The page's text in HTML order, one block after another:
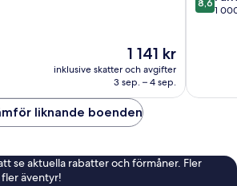
Priset
är
1 141 kr
1 141 kr
inklusive skatter och avgifter
3 sep. – 4 sep.
av
8,6
1
liknande boenden
se aktuella rabatter och förmåner. Fler
äventyr!